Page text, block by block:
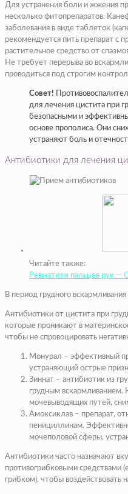
Для устранения боли и жжения
несколько фитопрепаратов.
заболевания в виде таблеток
рекомендуется пить препарат с
растительное средство от
Не требует перерыва во
проводиться под строгим
Совет!
для лечения цистита при
безопасными и
основе прополиса. Они
устраняют боль и
Антибиотики для лечения
Читайте также:
Ревматизм пальцев рук —
В период грудного
Антибиотики от цистита при
которые проникают в
чтобы не спровоцировать
Монурал – эффективный
устраняющий острые
Зиннат – антибиотик из
грудным вскармливанием.
мочевыводящих путей,
Амоксиклав – препарат,
пенициллинам.
мочеполовой сферы,
Антибиотики часто назначают
противогрибковыми средствами
грибком), чтобы воздействовать